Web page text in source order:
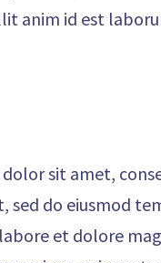
anim id est
dolor sit amet,
sed do eiusmod
et dolore